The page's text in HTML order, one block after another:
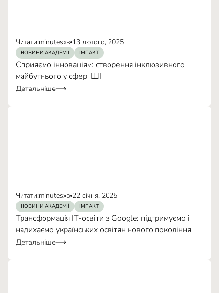
розіграші нагород
Технічне забезпечення:
Цифрова грамотність:
Три окремі напрями
процесу
автоматизації рутинних завдань
Сертифікат
Читати:minutesхв 13 лютого, 2025
НОВИНИ АКАДЕМІЇ ІМПАКТ
Сприяємо інноваціям: створення інклюзивного
майбутнього у сфері ШІ
Детальніше
Читати:minutesхв 22 січня, 2025
НОВИНИ АКАДЕМІЇ ІМПАКТ
Трансформація ІТ-освіти з Google: підтримуємо і
надихаємо українських освітян нового покоління
Детальніше